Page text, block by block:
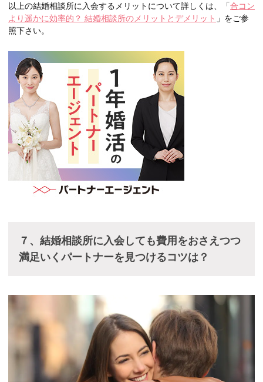
以上の結婚相談所に入会するメリットについて詳しくは、「合コン
より遥かに効率的？ 結婚相談所のメリットとデメリット 」をご参
照下さい。
７、結婚相談所に入会しても費用をおさえつつ
満足いくパートナーを見つけるコツは？